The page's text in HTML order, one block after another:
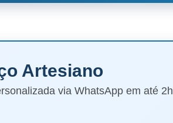
Artesiano
via WhatsApp em até 2h